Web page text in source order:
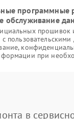
программные
обслуживание
прошивок
с
при
в